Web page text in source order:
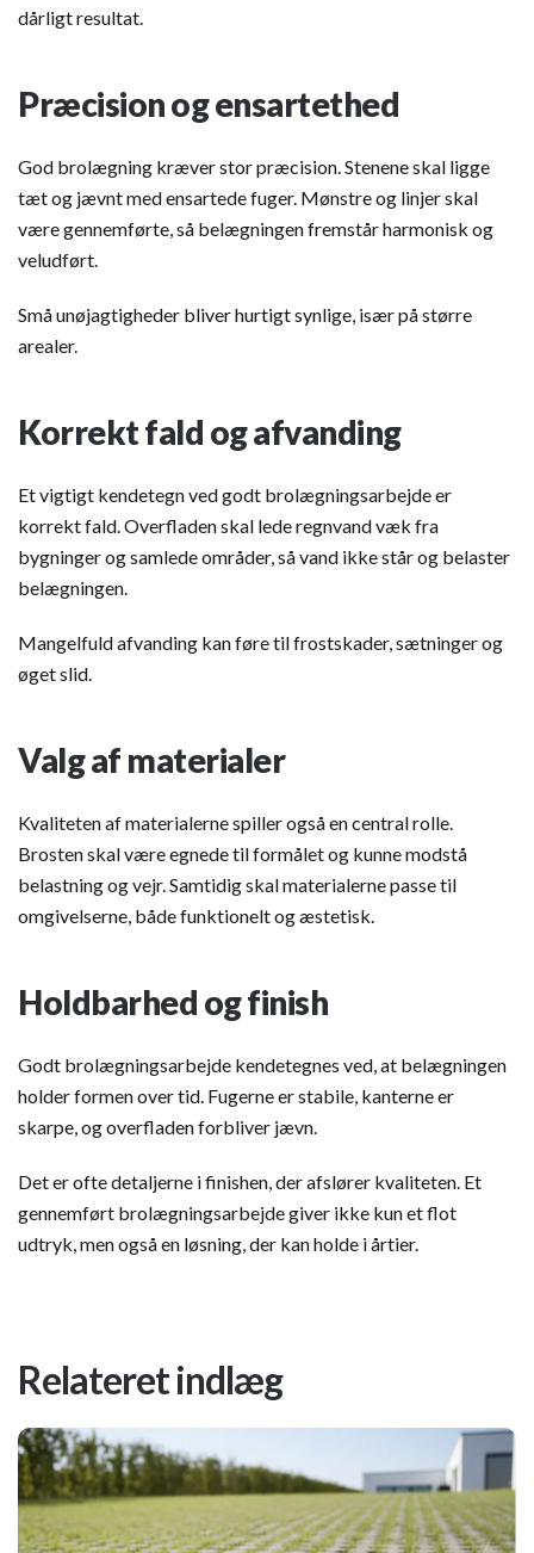
dårligt resultat.
Præcision og ensartethed
God brolægning kræver stor præcision. Stenene skal ligge
tæt og jævnt med ensartede fuger. Mønstre og linjer skal
være gennemførte, så belægningen fremstår harmonisk og
veludført.
Små unøjagtigheder bliver hurtigt synlige, især på større
arealer.
Korrekt fald og afvanding
Et vigtigt kendetegn ved godt brolægningsarbejde er
korrekt fald. Overfladen skal lede regnvand væk fra
bygninger og samlede områder, så vand ikke står og belaster
belægningen.
Mangelfuld afvanding kan føre til frostskader, sætninger og
øget slid.
Valg af materialer
Kvaliteten af materialerne spiller også en central rolle.
Brosten skal være egnede til formålet og kunne modstå
belastning og vejr. Samtidig skal materialerne passe til
omgivelserne, både funktionelt og æstetisk.
Holdbarhed og finish
Godt brolægningsarbejde kendetegnes ved, at belægningen
holder formen over tid. Fugerne er stabile, kanterne er
skarpe, og overfladen forbliver jævn.
Det er ofte detaljerne i finishen, der afslører kvaliteten. Et
gennemført brolægningsarbejde giver ikke kun et flot
udtryk, men også en løsning, der kan holde i årtier.
Relateret indlæg